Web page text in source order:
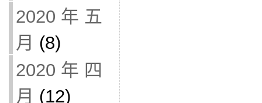
2020 年 五
月 (8)
2020 年 四
月 (12)